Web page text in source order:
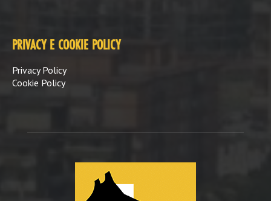
PRIVACY E COOKIE POLICY
Privacy Policy
Cookie Policy